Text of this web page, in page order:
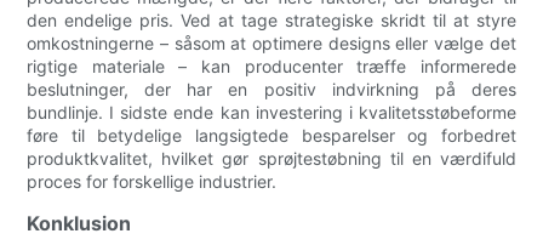
den endelige pris. Ved at tage strategiske skridt til at styre
omkostningerne – såsom at optimere designs eller vælge det
rigtige materiale – kan producenter træffe informerede
beslutninger, der har en positiv indvirkning på deres
bundlinje. I sidste ende kan investering i kvalitetsstøbeforme
føre til betydelige langsigtede besparelser og forbedret
produktkvalitet, hvilket gør sprøjtestøbning til en værdifuld
proces for forskellige industrier.
Konklusion